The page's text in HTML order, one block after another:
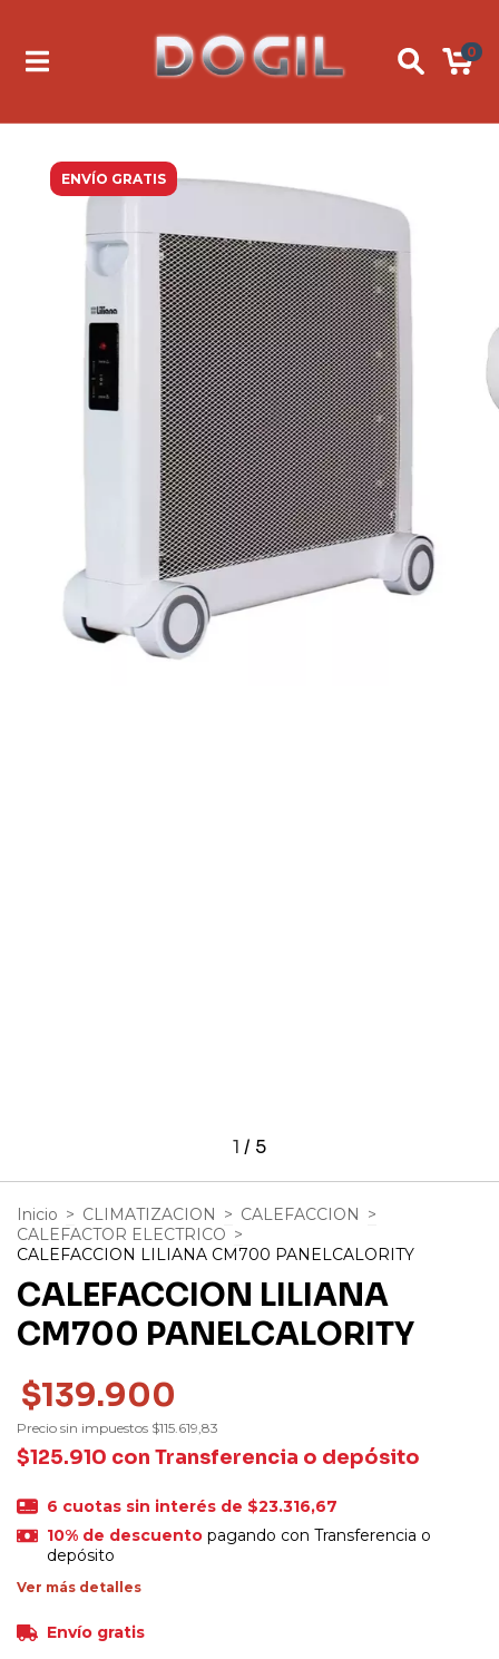
0
ENVÍO GRATIS
1 / 5
Inicio > CLIMATIZACION > CALEFACCION >
CALEFACTOR ELECTRICO >
CALEFACCION LILIANA CM700 PANELCALORITY
CALEFACCION LILIANA
CM700 PANELCALORITY
$139.900
Precio sin impuestos $115.619,83
$125.910 con Transferencia o depósito
6 cuotas sin interés de $23.316,67
10% de descuentopagando con Transferencia o
depósito
Ver más detalles
Envío gratis